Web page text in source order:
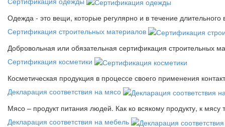
Одежда - это вещи, которые регулярно и в течение
Сертификация строительных материалов
Добровольная или обязательная сертификация строительных
Сертификация косметики
Косметическая продукция в процессе своего применения
Декларация соответствия на мясо
Мясо – продукт питания людей. Как ко всякому продукту, к мясу
Декларация соответствия на мебель